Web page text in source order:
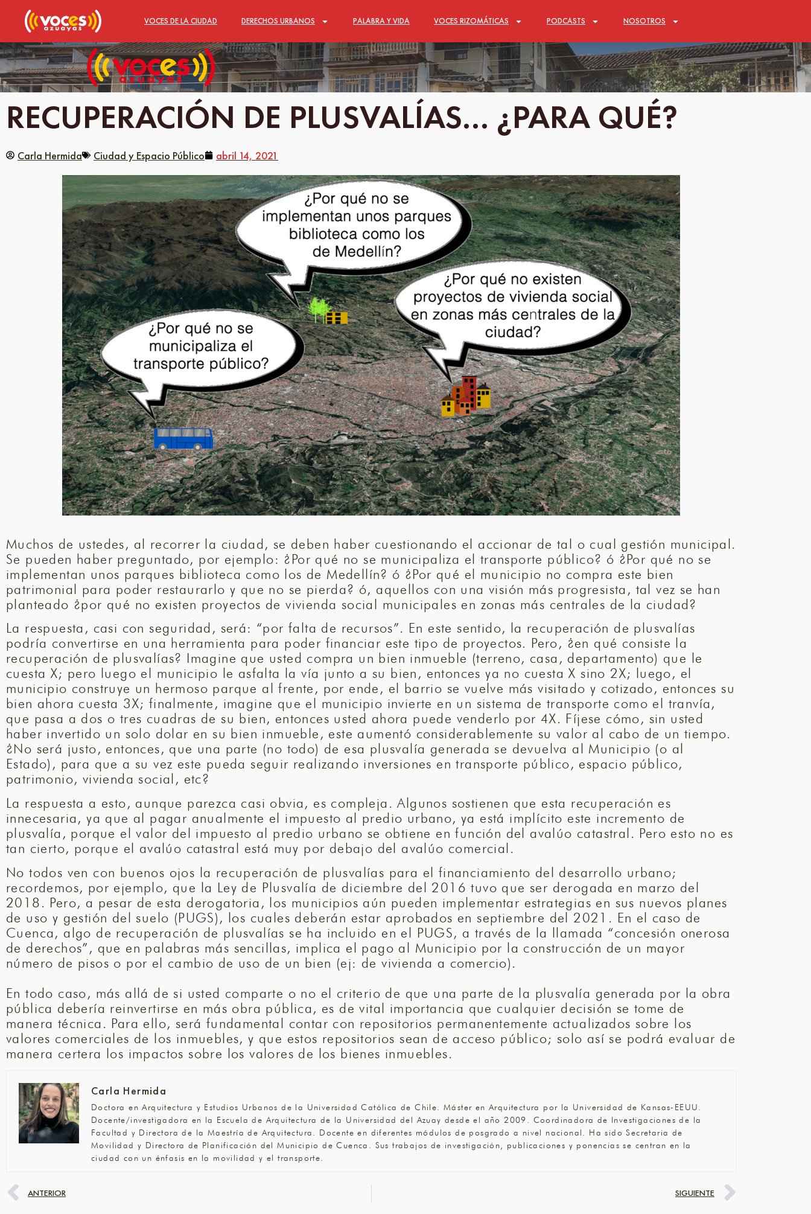
VOCES DE LA CIUDAD DERECHOS URBANOS PALABRA Y VIDA VOCES RIZOMÁTICAS PODCASTS NOSOTROS
RECUPERACIÓN DE PLUSVALÍAS… ¿PARA QUÉ?
Carla Hermida Ciudad y Espacio Público abril 14, 2021
Muchos de ustedes, al recorrer la ciudad, se deben haber cuestionando el accionar de tal o cual gestión municipal.
Se pueden haber preguntado, por ejemplo: ¿Por qué no se municipaliza el transporte público? ó ¿Por qué no se
implementan unos parques biblioteca como los de Medellín? ó ¿Por qué el municipio no compra este bien
patrimonial para poder restaurarlo y que no se pierda? ó, aquellos con una visión más progresista, tal vez se han
planteado ¿por qué no existen proyectos de vivienda social municipales en zonas más centrales de la ciudad?
La respuesta, casi con seguridad, será: “por falta de recursos”. En este sentido, la recuperación de plusvalías
podría convertirse en una herramienta para poder financiar este tipo de proyectos. Pero, ¿en qué consiste la
recuperación de plusvalías? Imagine que usted compra un bien inmueble (terreno, casa, departamento) que le
cuesta X; pero luego el municipio le asfalta la vía junto a su bien, entonces ya no cuesta X sino 2X; luego, el
municipio construye un hermoso parque al frente, por ende, el barrio se vuelve más visitado y cotizado, entonces su
bien ahora cuesta 3X; finalmente, imagine que el municipio invierte en un sistema de transporte como el tranvía,
que pasa a dos o tres cuadras de su bien, entonces usted ahora puede venderlo por 4X. Fíjese cómo, sin usted
haber invertido un solo dolar en su bien inmueble, este aumentó considerablemente su valor al cabo de un tiempo.
¿No será justo, entonces, que una parte (no todo) de esa plusvalía generada se devuelva al Municipio (o al
Estado), para que a su vez este pueda seguir realizando inversiones en transporte público, espacio público,
patrimonio, vivienda social, etc?
La respuesta a esto, aunque parezca casi obvia, es compleja. Algunos sostienen que esta recuperación es
innecesaria, ya que al pagar anualmente el impuesto al predio urbano, ya está implícito este incremento de
plusvalía, porque el valor del impuesto al predio urbano se obtiene en función del avalúo catastral. Pero esto no es
tan cierto, porque el avalúo catastral está muy por debajo del avalúo comercial.
No todos ven con buenos ojos la recuperación de plusvalías para el financiamiento del desarrollo urbano;
recordemos, por ejemplo, que la Ley de Plusvalía de diciembre del 2016 tuvo que ser derogada en marzo del
2018. Pero, a pesar de esta derogatoria, los municipios aún pueden implementar estrategias en sus nuevos planes
de uso y gestión del suelo (PUGS), los cuales deberán estar aprobados en septiembre del 2021. En el caso de
Cuenca, algo de recuperación de plusvalías se ha incluido en el PUGS, a través de la llamada “concesión onerosa
de derechos”, que en palabras más sencillas, implica el pago al Municipio por la construcción de un mayor
número de pisos o por el cambio de uso de un bien (ej: de vivienda a comercio).
En todo caso, más allá de si usted comparte o no el criterio de que una parte de la plusvalía generada por la obra
pública debería reinvertirse en más obra pública, es de vital importancia que cualquier decisión se tome de
manera técnica. Para ello, será fundamental contar con repositorios permanentemente actualizados sobre los
valores comerciales de los inmuebles, y que estos repositorios sean de acceso público; solo así se podrá evaluar de
manera certera los impactos sobre los valores de los bienes inmuebles.
Carla Hermida
Doctora en Arquitectura y Estudios Urbanos de la Universidad Católica de Chile. Máster en Arquitectura por la Universidad de Kansas-EEUU.
Docente/investigadora en la Escuela de Arquitectura de la Universidad del Azuay desde el año 2009. Coordinadora de Investigaciones de la
Facultad y Directora de la Maestría de Arquitectura. Docente en diferentes módulos de posgrado a nivel nacional. Ha sido Secretaria de
Movilidad y Directora de Planificación del Municipio de Cuenca. Sus trabajos de investigación, publicaciones y ponencias se centran en la
ciudad con un énfasis en la movilidad y el transporte.
ANTERIOR SIGUIENTE